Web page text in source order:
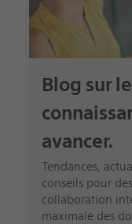
Blog sur
avancer.
Tendances,
conseils pour
collaboration
maximale des